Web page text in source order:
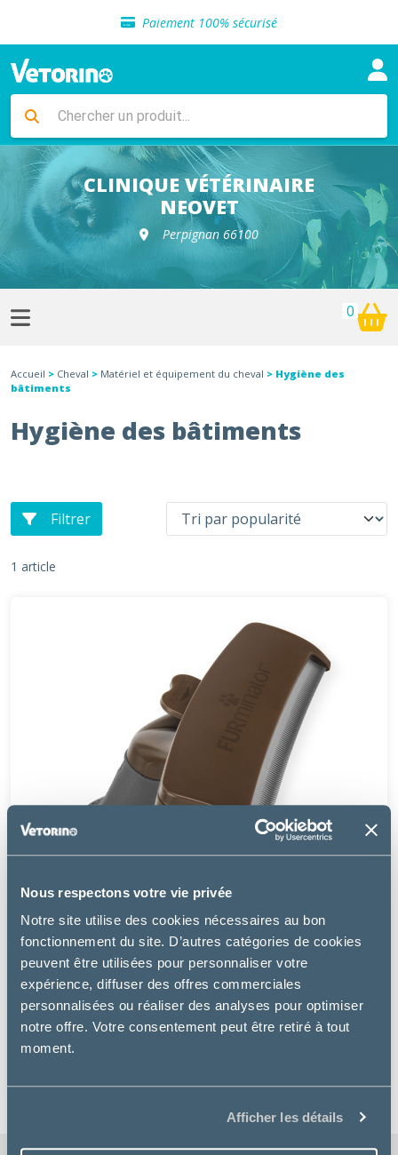
Nous respectons votre vie privée
Notre site utilise des cookies nécessaires au bon
fonctionnement du site. D’autres catégories de cookies
peuvent être utilisées pour personnaliser votre
expérience, diffuser des offres commerciales
personnalisées ou réaliser des analyses pour optimiser
notre offre. Votre consentement peut être retiré à tout
moment.
Afficher les détails
Paiement 100% sécurisé
Livraison gratuite en clinique vétérinaire
Sélection de croquettes vétérinaire
Livraison gratuite en clinique vétérinaire
Retour gratuit en clinique
Sélection de croquettes vétérinaire
CLINIQUE VÉTÉRINAIRE
NEOVET
Perpignan 66100
0
Accueil > Cheval > Matériel et équipement du cheval > Hygiène des
bâtiments
Hygiène des bâtiments
Filtrer
1 article
Furminator
FURMINATOR ÉQUIDÉS